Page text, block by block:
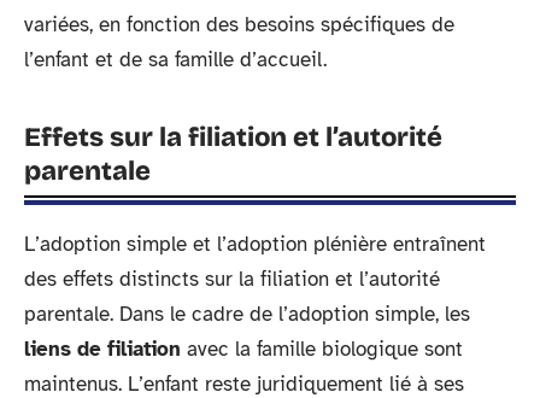
variées, en fonction des besoins spécifiques de
l’enfant et de sa famille d’accueil.
Effets sur la filiation et l’autorité
parentale
L’adoption simple et l’adoption plénière entraînent
des effets distincts sur la filiation et l’autorité
parentale. Dans le cadre de l’adoption simple, les
liens de filiation avec la famille biologique sont
maintenus. L’enfant reste juridiquement lié à ses